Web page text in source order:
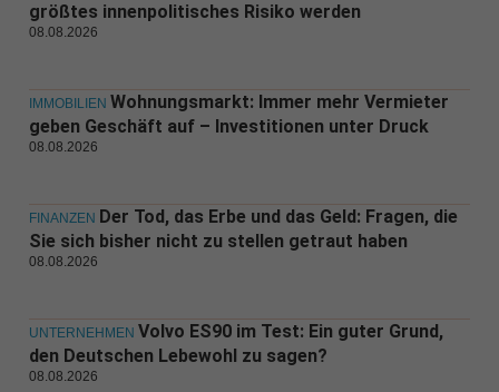
größtes innenpolitisches Risiko werden
08.08.2026
IMMOBILIEN Wohnungsmarkt: Immer mehr Vermieter
geben Geschäft auf – Investitionen unter Druck
08.08.2026
FINANZEN Der Tod, das Erbe und das Geld: Fragen, die
Sie sich bisher nicht zu stellen getraut haben
08.08.2026
UNTERNEHMEN Volvo ES90 im Test: Ein guter Grund,
den Deutschen Lebewohl zu sagen?
08.08.2026